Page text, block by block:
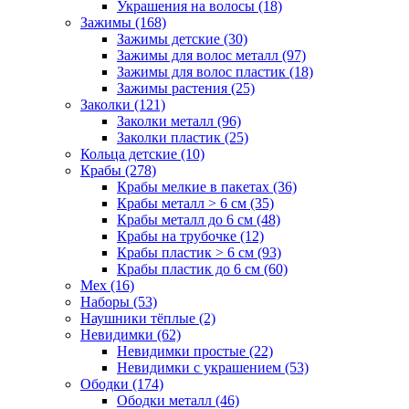
Украшения на волосы (18)
Зажимы (168)
Зажимы детские (30)
Зажимы для волос металл (97)
Зажимы для волос пластик (18)
Зажимы растения (25)
Заколки (121)
Заколки металл (96)
Заколки пластик (25)
Кольца детские (10)
Крабы (278)
Крабы мелкие в пакетах (36)
Крабы металл > 6 см (35)
Крабы металл до 6 см (48)
Крабы на трубочке (12)
Крабы пластик > 6 см (93)
Крабы пластик до 6 см (60)
Мех (16)
Наборы (53)
Наушники тёплые (2)
Невидимки (62)
Невидимки простые (22)
Невидимки с украшением (53)
Ободки (174)
Ободки металл (46)